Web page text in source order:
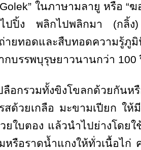
Golek” ในภาษามลายู หรือ “
ปปิ้ง พลิกไปพลิกมา (กลิ้
ยทอดและสืบทอดความรู้ภู
บรรพบุรุษยาวนานกว่า 100
รวมทั้งขิงโขลกด้วยกันหรื
ด้วยเกลือ มะขามเปียก ให้
ใบตอง แล้วนำไปย่างโดยใ
รือราดน้ำแกงให้ทั่วเนื้อไก่